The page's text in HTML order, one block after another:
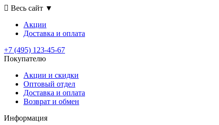
Весь сайт ▼
Акции
Доставка и оплата
+7 (495) 123-45-67
Покупателю
Акции и скидки
Оптовый отдел
Доставка и оплата
Возврат и обмен
Информация